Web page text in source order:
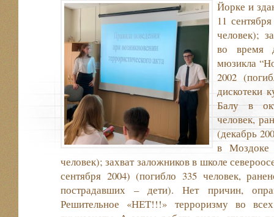
Йорке и
11
человек);
во время
мюзикла
2002
дискотеки
Балу в
человек,
(декабрь
в Моздоке
человек); захват заложников в школе
сентября 2004) (погибло 335 человек,
пострадавших – дети). Нет причин,
Решительное «НЕТ!!!» терроризму во